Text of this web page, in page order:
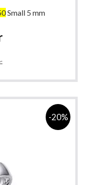
Small 5 mm
-20%